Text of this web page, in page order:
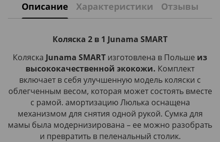
Описание Характеристики Отзывы
Коляска 2 в 1 Junama SMART
Коляска Junama SMART изготовлена ​​в Польше из
высококачественной экокожи. Комплект
включает в себя улучшенную модель коляски с
облегченным весом, которая может состоять вместе
с рамой. амортизацию Люлька оснащена
механизмом для снятия одной рукой. Сумка для
мамы была модернизирована – ее можно разобрать
и превратить в пеленальный столик.